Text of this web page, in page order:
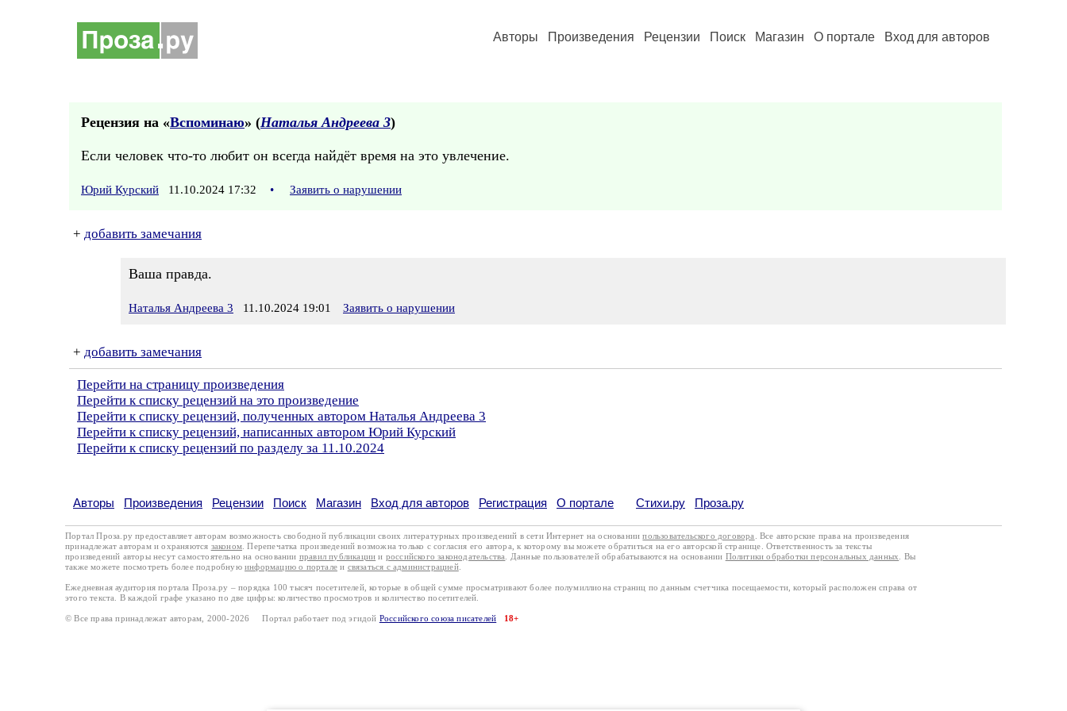
Авторы Произведения Рецензии Поиск Магазин О портале Вход для авторов
Рецензия на «Вспоминаю» (Наталья Андреева 3)
Если человек что-то любит он всегда найдёт время на это увлечение.
Юрий Курский 11.10.2024 17:32 • Заявить о нарушении
+ добавить замечания
Ваша правда.
Наталья Андреева 3 11.10.2024 19:01 Заявить о нарушении
+ добавить замечания
Перейти на страницу произведения
Перейти к списку рецензий на это произведение
Перейти к списку рецензий, полученных автором Наталья Андреева 3
Перейти к списку рецензий, написанных автором Юрий Курский
Перейти к списку рецензий по разделу за 11.10.2024
Авторы Произведения Рецензии Поиск Магазин Вход для авторов Регистрация О портале Стихи.ру Проза.ру
Портал Проза.ру предоставляет авторам возможность свободной публикации своих литературных произведений в сети Интернет на основаниипользовательского договора
. Все авторские права на произведения
принадлежат авторам и охраняются законом . Перепечатка произведений возможна только с согласия его автора, к которому вы можете обратиться на его авторской странице. Ответственность за тексты
произведений авторы несут самостоятельно на основании правил публикации и российского законодательства . Данные пользователей обрабатываются на основании Политики обработки персональных данных
. Вы
также можете посмотреть более подробную информацию о портале и связаться с администрацией.
Ежедневная аудитория портала Проза.ру – порядка 100 тысяч посетителей, которые в общей сумме просматривают более полумиллиона страниц по данным счетчика посещаемости, который расположен справа от
этого текста. В каждой графе указано по две цифры: количество просмотров и количество посетителей.
© Все права принадлежат авторам, 2000-2026 Портал работает под эгидой Российского союза писателей 18+